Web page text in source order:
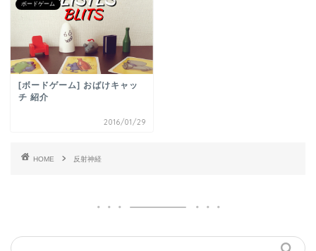
ボードゲーム
[ボードゲーム] おばけキャッ
チ 紹介
2016/01/29
HOME 反射神経